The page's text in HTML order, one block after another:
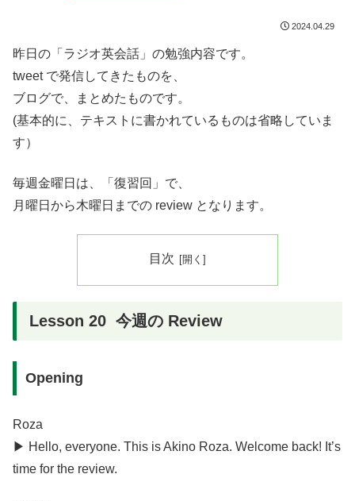
2024.04.29
昨日の「ラジオ英会話」の勉強内容です。
tweet で発信してきたものを、
ブログで、まとめたものです。
(基本的に、テキストに書かれているものは省略していま
す）
毎週金曜日は、「復習回」で、
月曜日から木曜日までの review となります。
目次
Lesson 20 今週の Review
Opening
Roza
▶︎ Hello, everyone. This is Akino Roza. Welcome back! It’s
time for the review.